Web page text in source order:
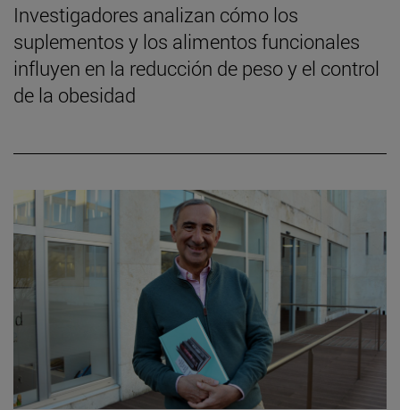
Investigadores analizan cómo los
suplementos y los alimentos funcionales
influyen en la reducción de peso y el control
de la obesidad